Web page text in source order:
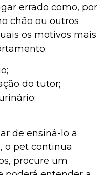
errado como, por
chão ou outros
os motivos mais
do tutor;
de ensiná-lo a
o pet continua
procure um